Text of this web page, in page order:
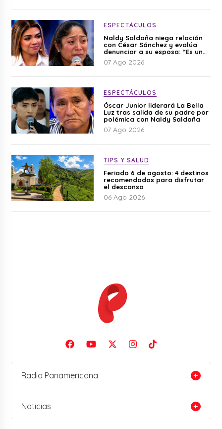
ESPECTÁCULOS
Naldy Saldaña niega relación
con César Sánchez y evalúa
denunciar a su esposa: “Es una
difamación”
07 Ago 2026
ESPECTÁCULOS
Óscar Junior liderará La Bella
Luz tras salida de su padre por
polémica con Naldy Saldaña
07 Ago 2026
TIPS Y SALUD
Feriado 6 de agosto: 4 destinos
recomendados para disfrutar
el descanso
06 Ago 2026
Radio Panamericana
Noticias